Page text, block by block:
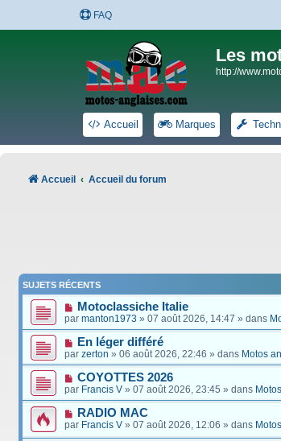
FAQ
Les
http://
Accueil Marques
Accueil Accueil du forum
SUJETS RÉCENTS
Motoclassiche Italie
par manton1973 » 07 août 2026, 14:47 » dans
En léger différé
par zerton » 06 août 2026, 22:46 » dans Motos
COYOTTES 2026
par Francis V » 07 août 2026, 23:45 » dans
RADIO MAC
par Francis V » 07 août 2026, 12:06 » dans